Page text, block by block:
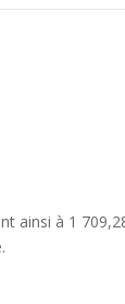
ainsi à 1